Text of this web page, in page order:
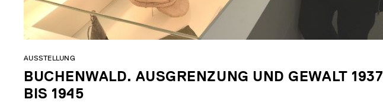
BUCHENWALD. AUSGRENZUNG UND GEWALT 1937
BIS 1945
AUSSTELLUNG